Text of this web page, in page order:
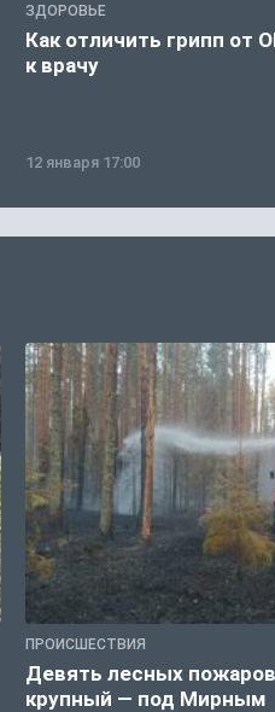
ЗДОРОВЬЕ
Как отличить грипп от
к врачу
12 января 17:00
ПРОИСШЕСТВИЯ
Девять лесных
крупный — под Мирным